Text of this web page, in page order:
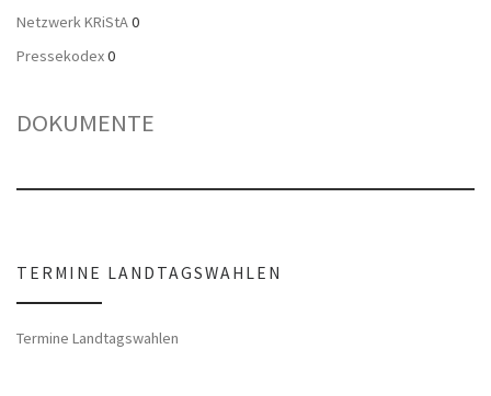
Netzwerk KRiStA0
Pressekodex0
DOKUMENTE
TERMINE LANDTAGSWAHLEN
Termine Landtagswahlen